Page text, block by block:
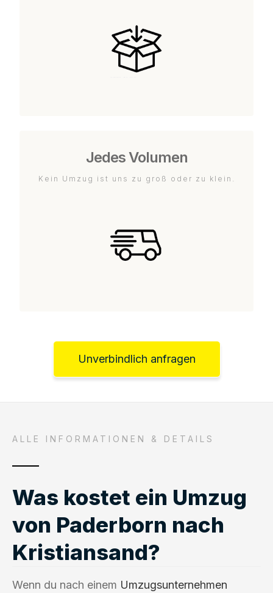
Jedes Volumen
Kein Umzug ist uns zu groß oder zu klein.
Unverbindlich anfragen
ALLE INFORMATIONEN & DETAILS
Was kostet ein Umzug
von Paderborn nach
Kristiansand?
Wenn du nach einem Umzugsunternehmen